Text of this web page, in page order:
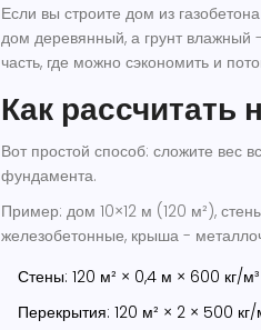
Если вы строите дом из
дом деревянный, а грунт влажный
часть, где можно сэкономить и
Как рассчитать
Вот простой способ: сложите вес
фундамента.
Пример: дом 10×12 м (120 м²),
железобетонные, крыша -
Стены: 120 м² × 0,4 м × 600 кг/
Перекрытия: 120 м² × 2 × 500